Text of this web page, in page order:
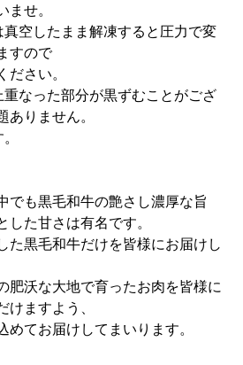
せ。
空したまま解凍すると圧力で変
すので
さい。
なった部分が黒ずむことがござ
りません。
でも黒毛和牛の艶さし濃厚な旨
た甘さは有名です。
た黒毛和牛だけを皆様にお届けし
肥沃な大地で育ったお肉を皆様に
ますよう、
めてお届けしてまいります。